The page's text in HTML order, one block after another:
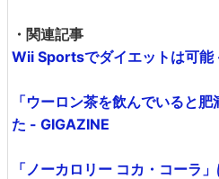
・関連記事
Wii Sportsでダイエットは可能
「ウーロン茶を飲んでいると
た - GIGAZINE
「ノーカロリー コカ・コーラ